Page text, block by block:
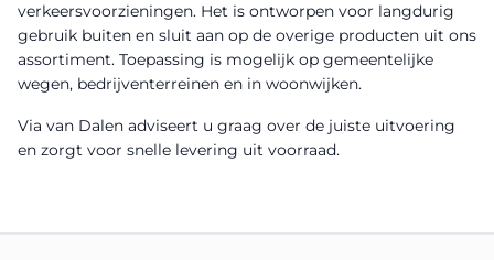
verkeersvoorzieningen. Het is ontworpen voor langdurig
gebruik buiten en sluit aan op de overige producten uit ons
assortiment. Toepassing is mogelijk op gemeentelijke
wegen, bedrijventerreinen en in woonwijken.
Via van Dalen adviseert u graag over de juiste uitvoering
en zorgt voor snelle levering uit voorraad.